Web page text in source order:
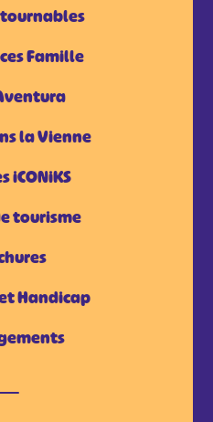
Famille
la Vienne
iCONiKS
tourisme
Handicap